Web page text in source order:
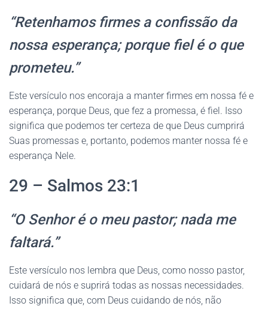
“Retenhamos firmes a confissão da
nossa esperança; porque fiel é o que
prometeu.”
Este versículo nos encoraja a manter firmes em nossa fé e
esperança, porque Deus, que fez a promessa, é fiel. Isso
significa que podemos ter certeza de que Deus cumprirá
Suas promessas e, portanto, podemos manter nossa fé e
esperança Nele.
29 – Salmos 23:1
“O Senhor é o meu pastor; nada me
faltará.”
Este versículo nos lembra que Deus, como nosso pastor,
cuidará de nós e suprirá todas as nossas necessidades.
Isso significa que, com Deus cuidando de nós, não